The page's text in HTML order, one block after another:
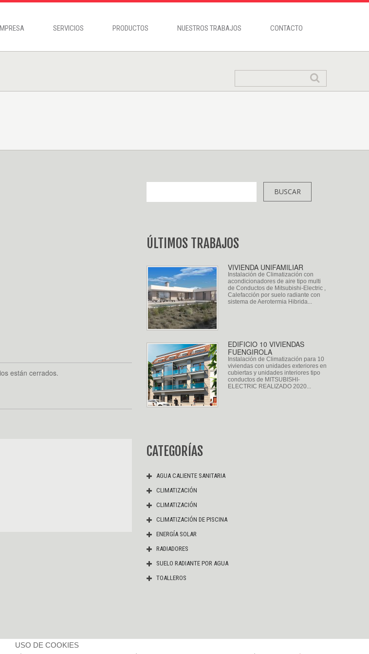
SERVICIOS PRODUCTOS NUESTROS TRABAJOS CONTACTO
están cerrados.
ÚLTIMOS TRABAJOS
VIVIENDA UNIFAMILIAR
Instalación de Climatización con
acondicionadores de aire tipo multi
de Conductos de Mitsubishi-Electric ,
Calefacción por suelo radiante con
sistema de Aerotermia Hibrida...
EDIFICIO 10 VIVIENDAS
FUENGIROLA
Instalación de Climatización para 10
viviendas con unidades exteriores en
cubiertas y unidades interiores tipo
conductos de MITSUBISHI-
ELECTRIC REALIZADO 2020...
CATEGORÍAS
AGUA CALIENTE SANITARIA
CLIMATIZACIÓN
CLIMATIZACIÓN
CLIMATIZACIÓN DE PISCINA
ENERGÍA SOLAR
RADIADORES
SUELO RADIANTE POR AGUA
TOALLEROS
USO DE COOKIES